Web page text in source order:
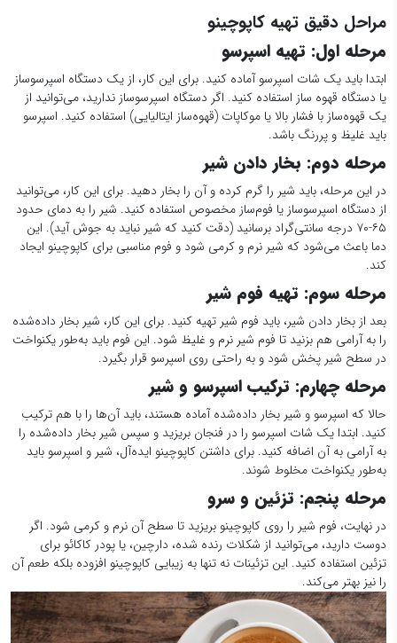
مراحل دقیق تهیه کاپوچینو
مرحله اول: تهیه اسپرسو
ابتدا باید یک شات اسپرسو آماده کنید. برای این کار، از یک دستگاه اسپرسوساز
یا دستگاه قهوه ساز استفاده کنید. اگر دستگاه اسپرسوساز ندارید، می‌توانید از
یک قهوه‌ساز با فشار بالا یا موکاپات (قهوه‌ساز ایتالیایی) استفاده کنید. اسپرسو
باید غلیظ و پررنگ باشد.
مرحله دوم: بخار دادن شیر
در این مرحله، باید شیر را گرم کرده و آن را بخار دهید. برای این کار، می‌توانید
از دستگاه اسپرسوساز یا فوم‌ساز مخصوص استفاده کنید. شیر را به دمای حدود
۶۵-۷۰ درجه سانتی‌گراد برسانید (دقت کنید که شیر نباید به جوش آید). این
دما باعث می‌شود که شیر نرم و کرمی شود و فوم مناسبی برای کاپوچینو ایجاد
کند.
مرحله سوم: تهیه فوم شیر
بعد از بخار دادن شیر، باید فوم شیر تهیه کنید. برای این کار، شیر بخار داده‌شده
را به آرامی هم بزنید تا فوم شیر نرم و غلیظ شود. این فوم باید به‌طور یکنواخت
در سطح شیر پخش شود و به راحتی روی اسپرسو قرار بگیرد.
مرحله چهارم: ترکیب اسپرسو و شیر
حالا که اسپرسو و شیر بخار داده‌شده آماده هستند، باید آن‌ها را با هم ترکیب
کنید. ابتدا یک شات اسپرسو را در فنجان بریزید و سپس شیر بخار داده‌شده را
به آرامی به آن اضافه کنید. برای داشتن کاپوچینو ایده‌آل، شیر و اسپرسو باید
به‌طور یکنواخت مخلوط شوند.
مرحله پنجم: تزئین و سرو
در نهایت، فوم شیر را روی کاپوچینو بریزید تا سطح آن نرم و کرمی شود. اگر
دوست دارید، می‌توانید از شکلات رنده شده، دارچین، یا پودر کاکائو برای
تزئین استفاده کنید. این تزئینات نه تنها به زیبایی کاپوچینو افزوده بلکه طعم آن
را نیز بهتر می‌کند.